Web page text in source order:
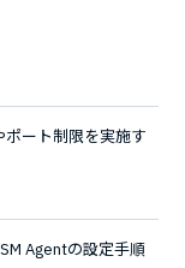
ポート制限を実施す
Agentの設定手順